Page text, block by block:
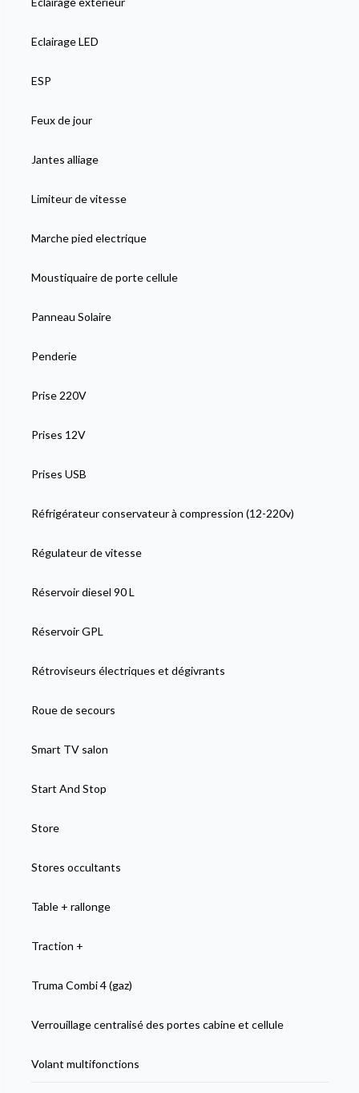
Eclairage LED
ESP
Feux de jour
Jantes alliage
Limiteur de vitesse
Marche pied electrique
Moustiquaire de porte cellule
Panneau Solaire
Penderie
Prise 220V
Prises 12V
Prises USB
Réfrigérateur conservateur à compression (12-220v)
Régulateur de vitesse
Réservoir diesel 90 L
Réservoir GPL
Rétroviseurs électriques et dégivrants
Roue de secours
Smart TV salon
Start And Stop
Store
Stores occultants
Table + rallonge
Traction +
Truma Combi 4 (gaz)
Verrouillage centralisé des portes cabine et cellule
Volant multifonctions